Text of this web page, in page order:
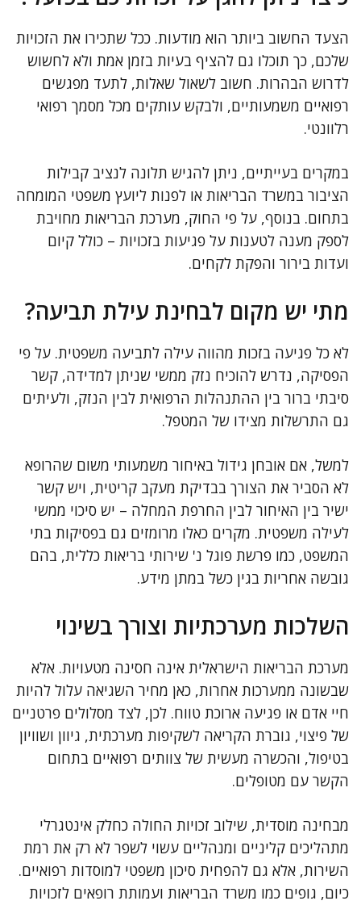
הצעד החשוב ביותר הוא מודעות. ככל שתכירו את הזכויות
שלכם, כך תוכלו גם להציף בעיות בזמן אמת ולא לחשוש
לדרוש הבהרות. חשוב לשאול שאלות, לתעד מפגשים
רפואיים משמעותיים, ולבקש עותקים מכל מסמך רפואי
רלוונטי.
במקרים בעייתיים, ניתן להגיש תלונה לנציב קבילות
הציבור במשרד הבריאות או לפנות ליועץ משפטי המומחה
בתחום. בנוסף, על פי החוק, מערכת הבריאות מחויבת
לספק מענה לטענות על פגיעות בזכויות – כולל קיום
ועדות בירור והפקת לקחים.
מתי יש מקום לבחינת עילת תביעה?
לא כל פגיעה בזכות מהווה עילה לתביעה משפטית. על פי
הפסיקה, נדרש להוכיח נזק ממשי שניתן למדידה, קשר
סיבתי ברור בין ההתנהלות הרפואית לבין הנזק, ולעיתים
גם התרשלות מצידו של המטפל.
למשל, אם אובחן גידול באיחור משמעותי משום שהרופא
לא הסביר את הצורך בבדיקת מעקב קריטית, ויש קשר
ישיר בין האיחור לבין החרפת המחלה – יש סיכוי ממשי
לעילה משפטית. מקרים כאלו מרומזים גם בפסיקות בתי
המשפט, כמו פרשת פוגל נ' שירותי בריאות כללית, בהם
גובשה אחריות בגין כשל במתן מידע.
השלכות מערכתיות וצורך בשינוי
מערכת הבריאות הישראלית אינה חסינה מטעויות. אלא
שבשונה ממערכות אחרות, כאן מחיר השגיאה עלול להיות
חיי אדם או פגיעה ארוכת טווח. לכן, לצד מסלולים פרטניים
של פיצוי, גוברת הקריאה לשקיפות מערכתית, גיוון ושוויון
בטיפול, והכשרה מעשית של צוותים רפואיים בתחום
הקשר עם מטופלים.
מבחינה מוסדית, שילוב זכויות החולה כחלק אינטגרלי
מתהליכים קליניים ומנהליים עשוי לשפר לא רק את רמת
השירות, אלא גם להפחית סיכון משפטי למוסדות רפואיים.
כיום, גופים כמו משרד הבריאות ועמותת רופאים לזכויות